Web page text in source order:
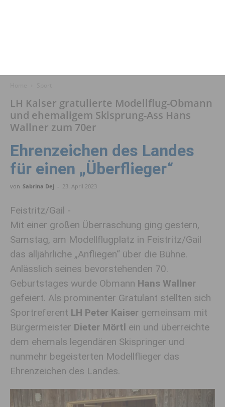
LH Kaiser gratulierte Modellflug-Obmann
und ehemaligem Skisprung-Ass Hans
Wallner zum 70er
Ehrenzeichen des Landes
für einen „Überflieger“
von Sabrina Dej - 23. April 2023
Feistritz/Gail -
Mit einer großen Überraschung ging gestern,
Samstag, am Modellflugplatz in Feistritz/Gail
das alljährliche „Anfliegen“ über die Bühne.
Anlässlich seines bevorstehenden 70.
Geburtstages wurde Obmann Hans Wallner
gefeiert. Als prominenter Gratulant stellten sich
Sportreferent LH Peter Kaiser gemeinsam mit
Bürgermeister Dieter Mörtl ein und überreichte
dem ehemals legendären Skispringer und
nunmehr begeisterten Modellflieger das
Ehrenzeichen des Landes.